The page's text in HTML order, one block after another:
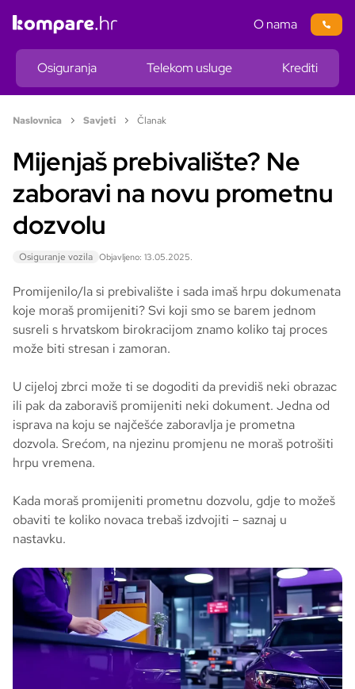
Osiguranja Telekom usluge Krediti
O nama
Naslovnica Savjeti Članak
Mijenjaš prebivalište? Ne
zaboravi na novu prometnu
dozvolu
Osiguranje vozila Objavljeno: 13.05.2025.
Promijenilo/la si prebivalište i sada imaš hrpu dokumenata
koje moraš promijeniti? Svi koji smo se barem jednom
susreli s hrvatskom birokracijom znamo koliko taj proces
može biti stresan i zamoran.
U cijeloj zbrci može ti se dogoditi da previdiš neki obrazac
ili pak da zaboraviš promijeniti neki dokument. Jedna od
isprava na koju se najčešće zaboravlja je prometna
dozvola. Srećom, na njezinu promjenu ne moraš potrošiti
hrpu vremena.
Kada moraš promijeniti prometnu dozvolu, gdje to možeš
obaviti te koliko novaca trebaš izdvojiti – saznaj u
nastavku.